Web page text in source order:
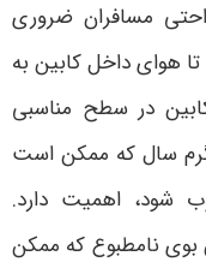
مسافران ضروری
هوای داخل کابین به
در سطح مناسبی
گرم سال که ممکن است
شود، اهمیت دارد.
نامطبوع که ممکن